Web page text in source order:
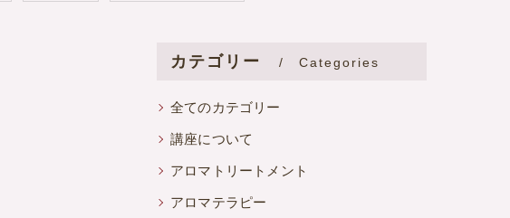
カテゴリー Categories
全てのカテゴリー
講座について
アロマトリートメント
アロマテラピー